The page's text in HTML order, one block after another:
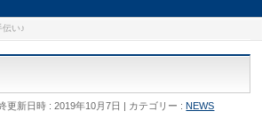
伝い♪
更新日時 : 2019年10月7日 カテゴリー :NEWS